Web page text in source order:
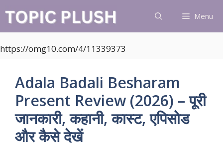
content
Menu
https://omg10.com/4/11339373
Adala Badali Besharam
Present Review (2026) – पूरी
जानकारी, कहानी, कास्ट, एपिसोड
और कैसे देखें